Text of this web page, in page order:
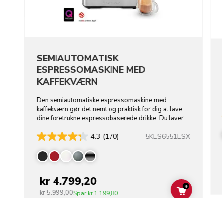
SEMIAUTOMATISK
ESPRESSOMASKINE MED
KAFFEKVÆRN
Den semiautomatiske espressomaskine med
kaffekværn gør det nemt og praktisk for dig at lave
dine foretrukne espressobaserede drikke. Du laver
4.3 (170) 5KES6551ESX
kr 4.799,20
kr 5.999,00Sparkr 1.199,80 ADD TO
+